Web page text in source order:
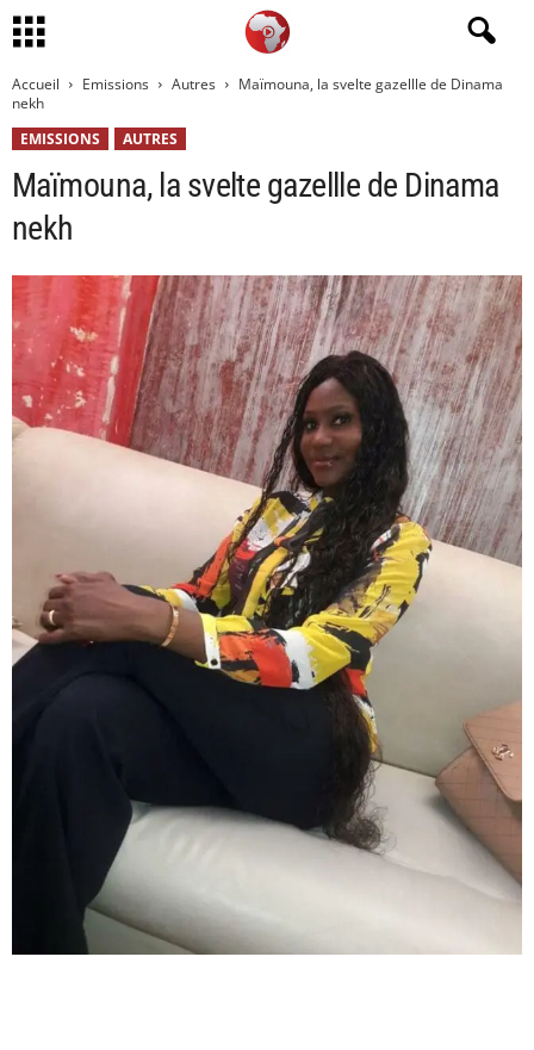
Accueil Emissions Autres
Maïmouna, la svelte gazellle de Dinama
nekh
EMISSIONS
AUTRES
Maïmouna, la svelte gazellle de Dinama
nekh